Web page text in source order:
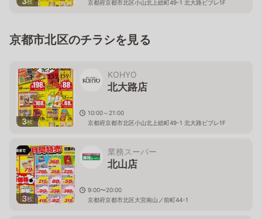
京都府京都市北区小山北上総町49-1 北大路ビブレ1F
京都市北区のチラシを見る
3枚
KOHYO
北大路店
10:00～21:00
京都府京都市北区小山北上総町49-1 北大路ビブレ1F
3枚
業務スーパー
北山店
9:00〜20:00
京都府京都市北区大宮南山ノ前町44-1